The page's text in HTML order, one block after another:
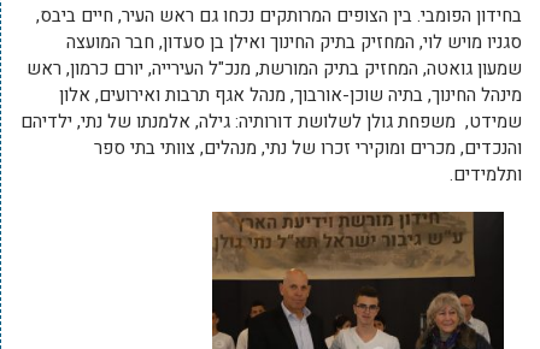
בחידון הפומבי. בין הצופים המרותקים נכחו גם ראש העיר, חיים ביבס,
סגניו מויש לוי, המחזיק בתיק החינוך ואילן בן סעדון, חבר המועצה
שמעון גואטה, המחזיק בתיק המורשת, מנכ"ל העירייה, יורם כרמון, ראש
מינהל החינוך, בתיה שוכן-אורבוך, מנהל אגף תרבות ואירועים, אלון
שמידט, משפחת גולן לשלושת דורותיה: גילה, אלמנתו של נתי, ילדיהם
והנכדים, מכרים ומוקירי זכרו של נתי, מנהלים, צוותי בתי ספר
ותלמידים.